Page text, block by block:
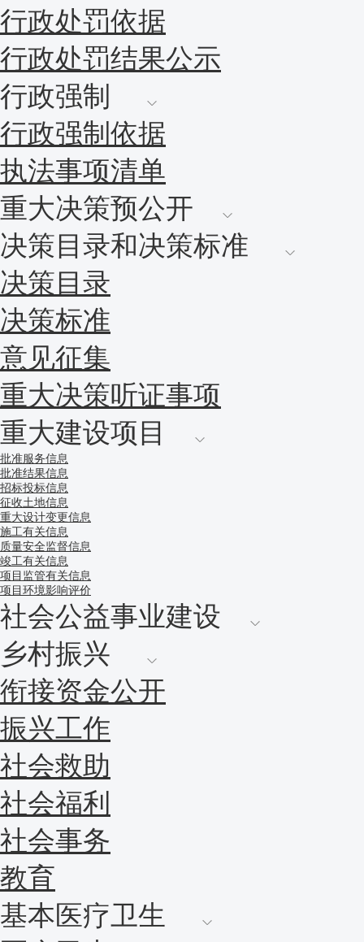
行政处罚依据
行政处罚结果公示
行政强制
行政强制依据
执法事项清单
重大决策预公开
决策目录和决策标准
决策目录
决策标准
意见征集
重大决策听证事项
重大建设项目
批准服务信息
批准结果信息
招标投标信息
征收土地信息
重大设计变更信息
施工有关信息
质量安全监督信息
竣工有关信息
项目监管有关信息
项目环境影响评价
社会公益事业建设
乡村振兴
衔接资金公开
振兴工作
社会救助
社会福利
社会事务
教育
基本医疗卫生